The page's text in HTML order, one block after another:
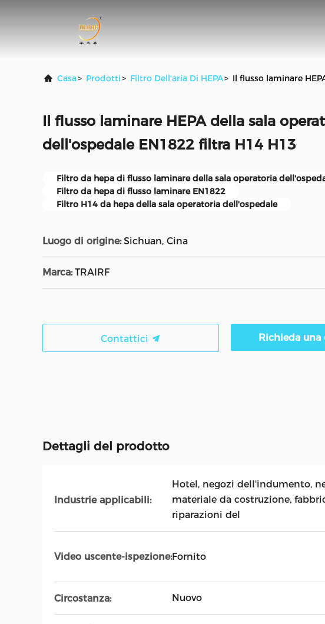
Casa> Prodotti> Filtro Dell'aria Di HEPA> Il flusso laminare
Il flusso laminare HEPA della sala
dell'ospedale EN1822 filtra H14 H13
Filtro da hepa di flusso laminare della sala operatoria
Filtro da hepa di flusso laminare EN1822
Filtro H14 da hepa della sala operatoria dell'ospedale
Luogo di origine: Sichuan, Cina
Marca: TRAIRF
Contattici Richieda
Dettagli del prodotto
Industrie applicabili:
Hotel, negozi dell'indumento,
materiale da costruzione,
riparazioni del
Video uscente-ispezione:Fornito
Circostanza: Nuovo